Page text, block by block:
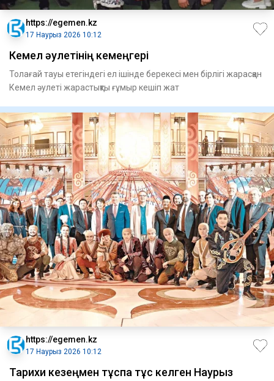
https://egemen.kz
17 Наурыз 2026 10:12
Кемел әулетінің кемеңгері
Толағай тауы етегіндегі ел ішінде берекесі мен бірлігі жарасқан
Кемел әулеті жарастықты ғұмыр кешіп жат
https://egemen.kz
17 Наурыз 2026 10:12
Тарихи кезеңмен тұспа тұс келген Наурыз